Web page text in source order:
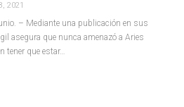
2021
– Mediante una publicación en sus
asegura que nunca amenazó a Aries
tener que estar…